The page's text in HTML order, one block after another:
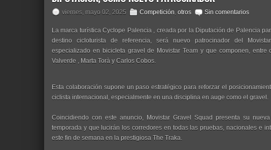
viernes, mayo 02, 2025 Competición, otros Sin comentarios
La marca turística Cyclope Palencia , creada por la Diputación de Palencia
destino cicloturista de referencia, será nuevo patrocinador del
especializado en bicicleta gravel de Movistar Team y que componen, entre
Valverde , Marta Torà y Carlos Cobos.
Esta colaboración supone un paso estratégico para reforzar el
ciclista internacional, especialmente en una disciplina en auge como el gravel.
Coincidiendo con este anuncio, Movistar Gravel Squad presenta su
temporada y que lucirán los corredores en todas las pruebas, nacionales e
este fin de semana en la prestigiosa The Traka.